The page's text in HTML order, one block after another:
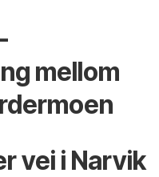
mellom
vei i Narvik